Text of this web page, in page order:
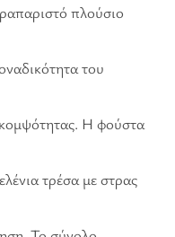
πλούσιο
του
Η φούστα
τρέσα με στρας